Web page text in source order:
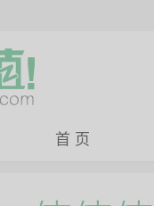
首 页